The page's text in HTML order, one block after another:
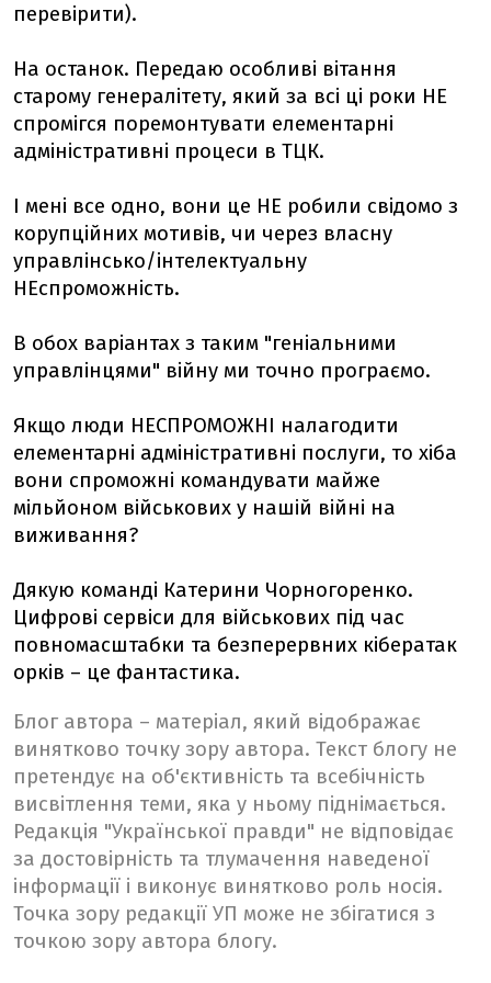
перевірити).
На останок. Передаю особливі вітання
старому генералітету, який за всі ці роки НЕ
спромігся поремонтувати елементарні
адміністративні процеси в ТЦК.
І мені все одно, вони це НЕ робили свідомо з
корупційних мотивів, чи через власну
управлінсько/інтелектуальну
НЕспроможність.
В обох варіантах з таким "геніальними
управлінцями" війну ми точно програємо.
Якщо люди НЕСПРОМОЖНІ налагодити
елементарні адміністративні послуги, то хіба
вони спроможні командувати майже
мільйоном військових у нашій війні на
виживання?
Дякую команді Катерини Чорногоренко.
Цифрові сервіси для військових під час
повномасштабки та безперервних кібератак
орків – це фантастика.
Блог автора – матеріал, який відображає
винятково точку зору автора. Текст блогу не
претендує на об'єктивність та всебічність
висвітлення теми, яка у ньому піднімається.
Редакція "Української правди" не відповідає
за достовірність та тлумачення наведеної
інформації і виконує винятково роль носія.
Точка зору редакції УП може не збігатися з
точкою зору автора блогу.